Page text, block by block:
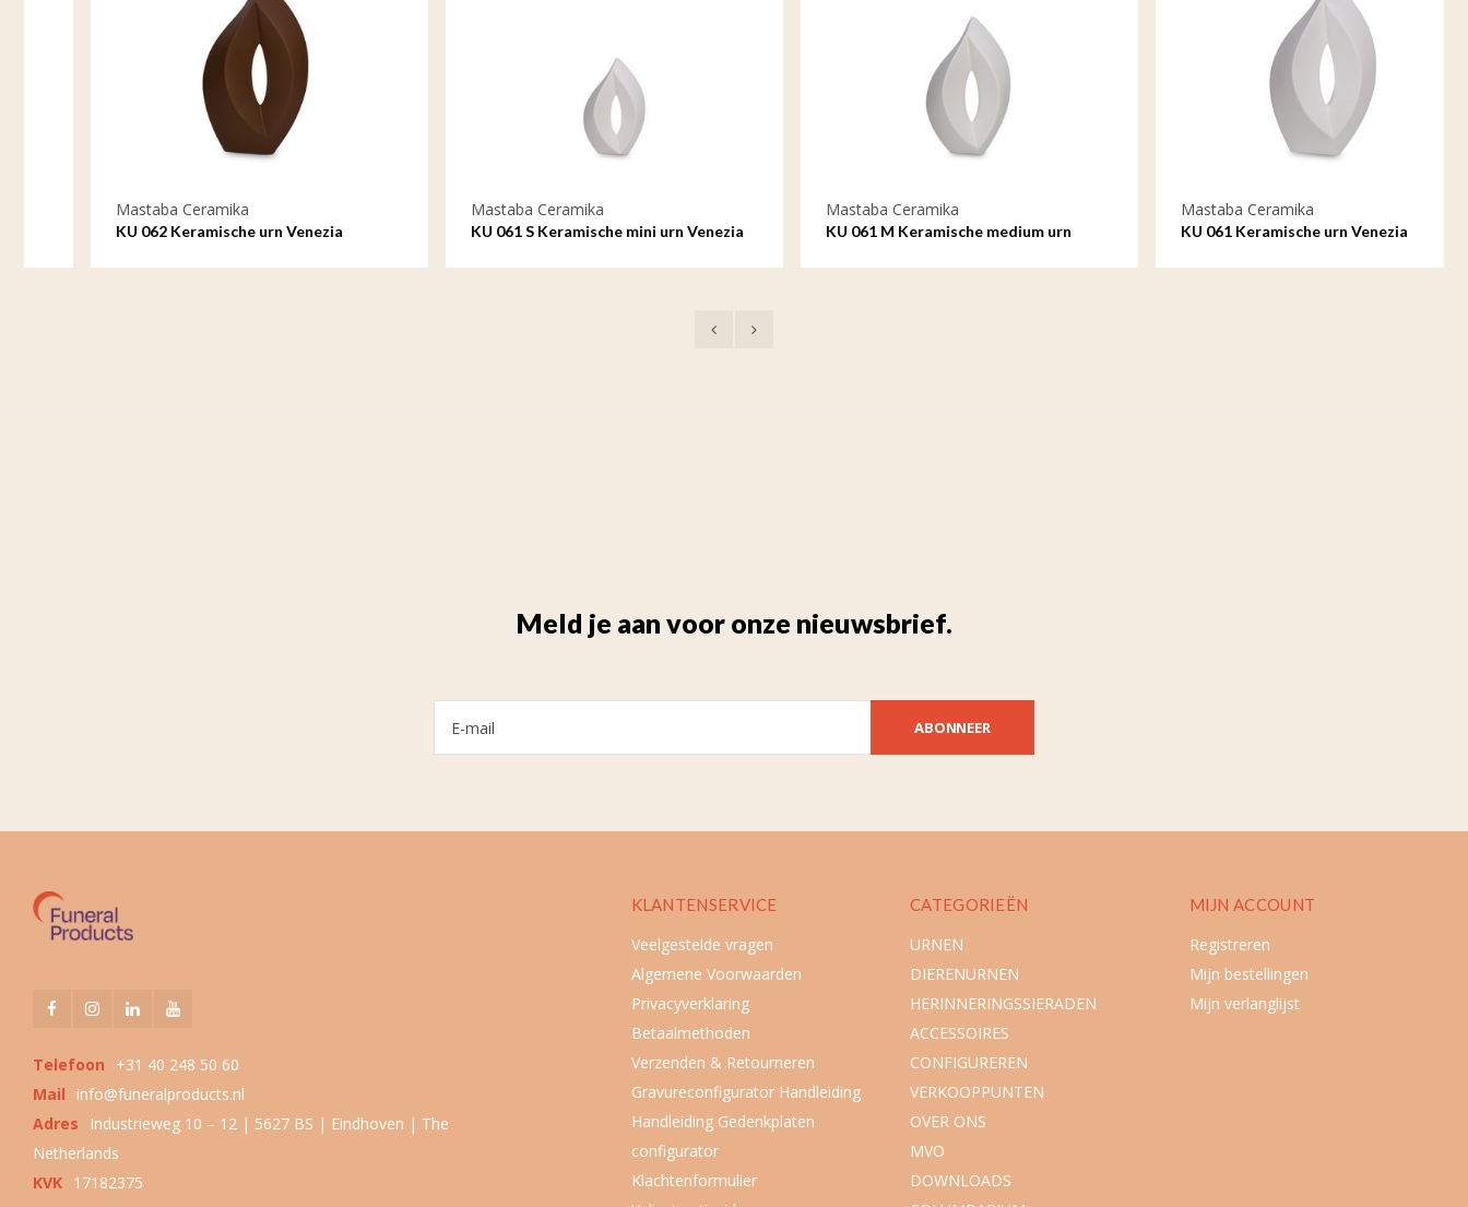
Mastaba Ceramika
KU 062 Keramische urn Venezia
Mastaba Ceramika
KU 061 S Keramische mini urn Venezia
Mastaba Ceramika
KU 061 M Keramische medium urn
Mastaba Ceramika
KU 061 Keramische urn Venezia
Meld je aan voor onze nieuwsbrief.
ABONNEER
Telefoon
+31 40 248 50 60
Mail
info@funeralproducts.nl
Adres
Industrieweg 10 – 12 | 5627 BS | Eindhoven | The
Netherlands
KVK 17182375
KLANTENSERVICE
Veelgestelde vragen
Algemene Voorwaarden
Privacyverklaring
Betaalmethoden
Verzenden & Retourneren
Gravureconfigurator Handleiding
Handleiding Gedenkplaten
configurator
Klachtenformulier
CATEGORIEËN
URNEN
DIERENURNEN
HERINNERINGSSIERADEN
ACCESSOIRES
CONFIGUREREN
VERKOOPPUNTEN
OVER ONS
MVO
DOWNLOADS
MIJN ACCOUNT
Registreren
Mijn bestellingen
Mijn verlanglijst